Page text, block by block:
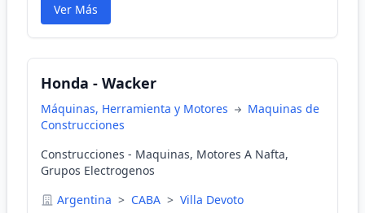
Ver Más
Honda - Wacker
Máquinas, Herramienta y Motores
Maquinas de
Construcciones
Construcciones - Maquinas, Motores A Nafta,
Grupos Electrogenos
Argentina > CABA > Villa Devoto